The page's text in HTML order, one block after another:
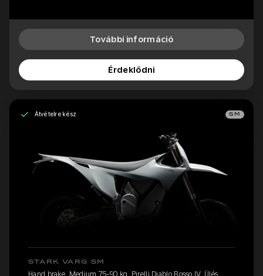
További információ
Érdeklődni
Átvételre kész SM
STARK VARG SM